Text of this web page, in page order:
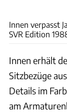
Innen verpasst
SVR Edition
Innen erhält
Sitzbezüge
Details im
am